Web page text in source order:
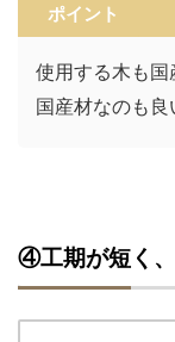
ポイント
使用する木も
国産材なのも良
④工期が短く